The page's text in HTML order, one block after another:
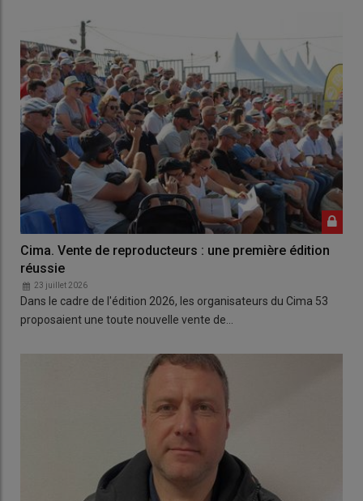
Cima. Vente de reproducteurs : une première édition
réussie
23 juillet 2026
Dans le cadre de l'édition 2026, les organisateurs du Cima 53
proposaient une toute nouvelle vente de…